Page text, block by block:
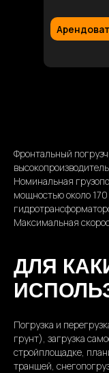
Фронтальный
Номинальная
мощностью около
Максимальная
ДЛЯ
Погрузка и
грунт), загрузка
стройплощадке,
траншей,